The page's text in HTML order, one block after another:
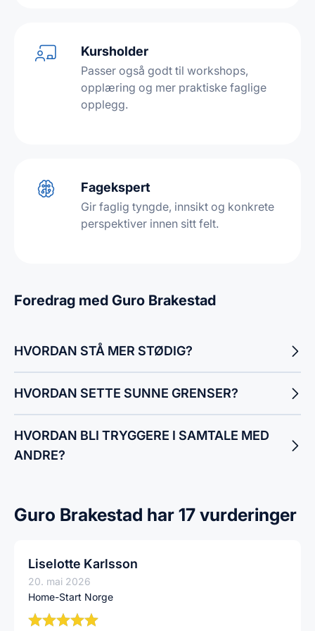
Kursholder
Passer også godt til workshops,
opplæring og mer praktiske faglige
opplegg.
Fagekspert
Gir faglig tyngde, innsikt og konkrete
perspektiver innen sitt felt.
Foredrag med Guro Brakestad
HVORDAN STÅ MER STØDIG?
HVORDAN SETTE SUNNE GRENSER?
HVORDAN BLI TRYGGERE I SAMTALE MED
ANDRE?
Guro Brakestad har 17 vurderinger
Liselotte Karlsson
20. mai 2026
Home-Start Norge